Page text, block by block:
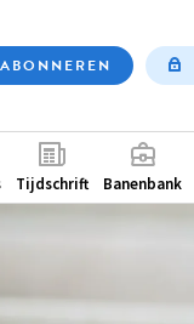
ABONNEREN
Tijdschrift Banenbank